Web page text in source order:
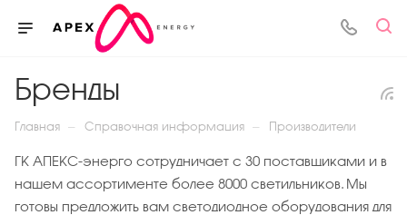
Бренды
Главная — Справочная информация — Производители
ГК АПЕКС-энерго сотрудничает с 30 поставщиками и в
нашем ассортименте более 8000 светильников. Мы
готовы предложить вам светодиодное оборудования для